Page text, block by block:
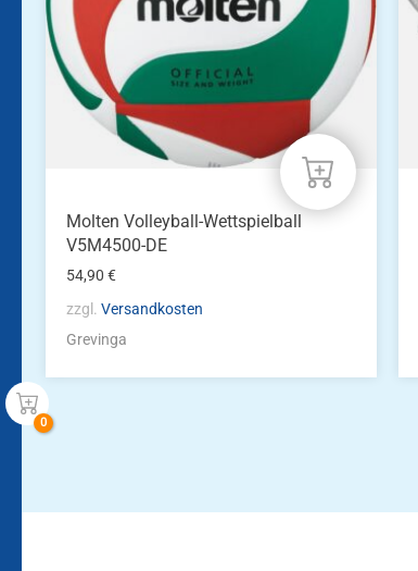
Molten Volleyball-Wettspielball
V5M4500-DE
54,90€
zzgl.Versandkosten
Grevinga